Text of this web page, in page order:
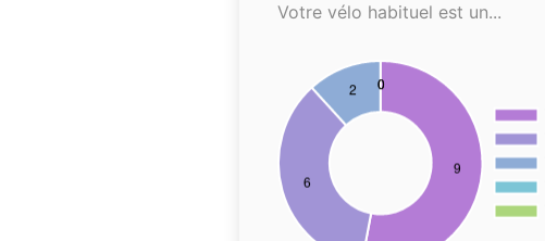
Votre vélo habituel est un...